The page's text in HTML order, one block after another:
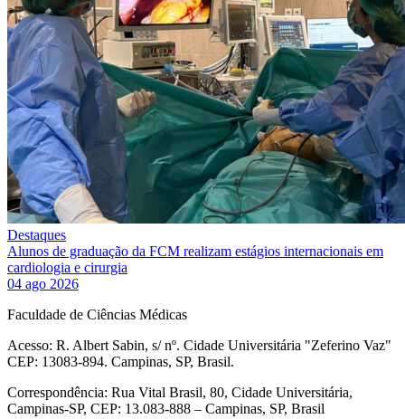
Destaques
Alunos de graduação da FCM realizam estágios internacionais em
cardiologia e cirurgia
04 ago 2026
Faculdade de Ciências Médicas
Acesso: R. Albert Sabin, s/ nº. Cidade Universitária "Zeferino Vaz"
CEP: 13083-894. Campinas, SP, Brasil.
Correspondência: Rua Vital Brasil, 80, Cidade Universitária,
Campinas-SP, CEP: 13.083-888 – Campinas, SP, Brasil